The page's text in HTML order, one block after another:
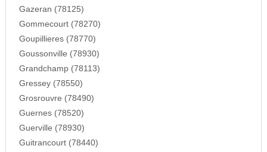
Gazeran (78125)
Gommecourt (78270)
Goupillieres (78770)
Goussonville (78930)
Grandchamp (78113)
Gressey (78550)
Grosrouvre (78490)
Guernes (78520)
Guerville (78930)
Guitrancourt (78440)